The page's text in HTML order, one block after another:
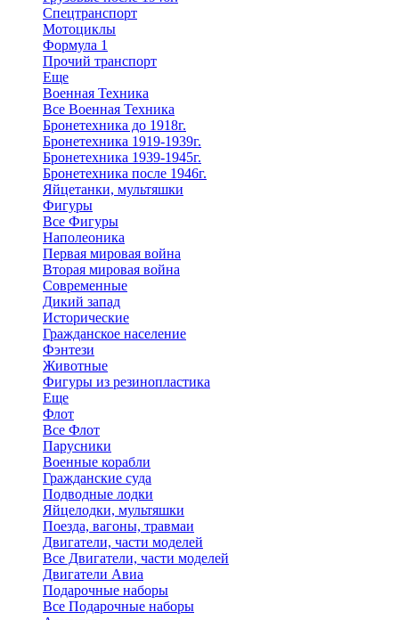
Спецтранспорт
Мотоциклы
Формула 1
Прочий транспорт
Еще
Военная Техника
Все Военная Техника
Бронетехника до 1918г.
Бронетехника 1919-1939г.
Бронетехника 1939-1945г.
Бронетехника после 1946г.
Яйцетанки, мультяшки
Фигуры
Все Фигуры
Наполеоника
Первая мировая война
Вторая мировая война
Современные
Дикий запад
Исторические
Гражданское население
Фэнтези
Животные
Фигуры из резинопластика
Еще
Флот
Все Флот
Парусники
Военные корабли
Гражданские суда
Подводные лодки
Яйцелодки, мультяшки
Поезда, вагоны, травмаи
Двигатели, части моделей
Все Двигатели, части моделей
Двигатели Авиа
Подарочные наборы
Все Подарочные наборы